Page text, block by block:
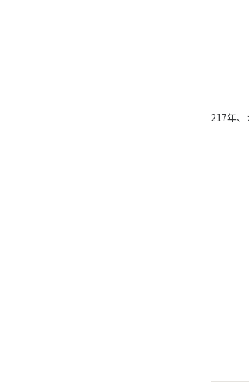
217年、